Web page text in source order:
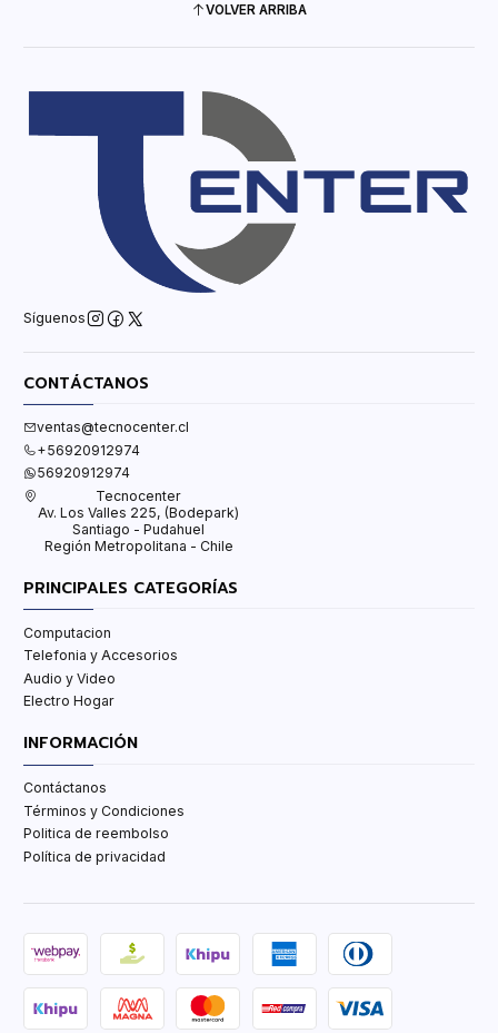
VOLVER ARRIBA
Síguenos
CONTÁCTANOS
ventas@tecnocenter.cl
+56920912974
56920912974
Tecnocenter
Av. Los Valles 225, (Bodepark)
Santiago - Pudahuel
Región Metropolitana - Chile
PRINCIPALES CATEGORÍAS
Computacion
Telefonia y Accesorios
Audio y Video
Electro Hogar
INFORMACIÓN
Contáctanos
Términos y Condiciones
Politica de reembolso
Política de privacidad